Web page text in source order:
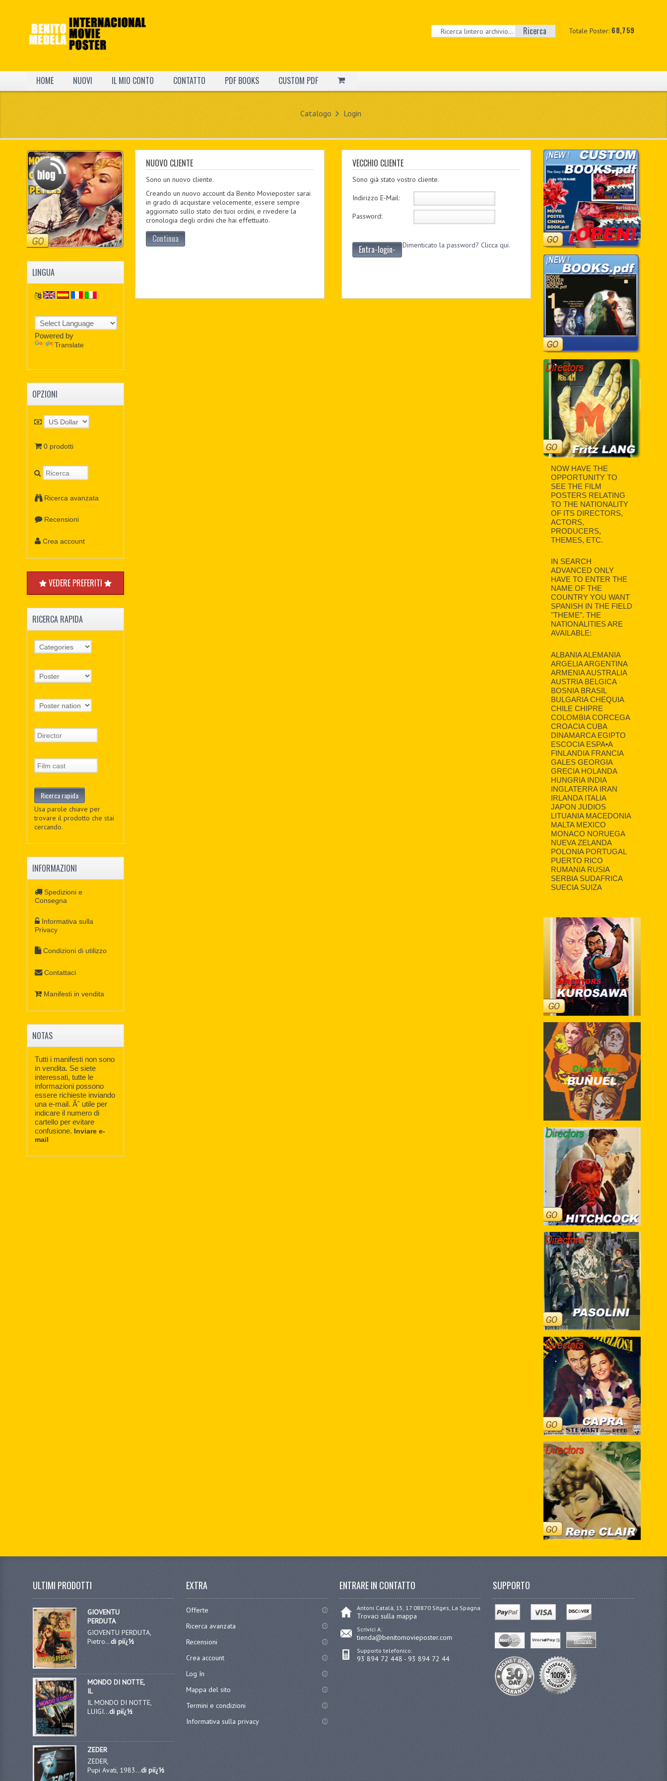
Totale Poster: 68,759
Ricerca
HOME NUOVI IL MIO CONTO CONTATTO PDF BOOKS CUSTOM PDF
Catalogo Login
NUOVO CLIENTE
Sono un nuovo cliente.
Creando un nuovo account da Benito Movieposter sarai
in grado di acquistare velocemente, essere sempre
aggiornato sullo stato dei tuoi ordini, e rivedere la
cronologia degli ordini che hai effettuato.
Continua
VECCHIO CLIENTE
Sono già stato vostro cliente.
Indirizzo E-Mail:
Password:
Entra-login- Dimenticato la password? Clicca qui.
LINGUA
Powered by
Translate
OPZIONI
0 prodotti
Ricerca avanzata
Recensioni
Crea account
VEDERE PREFERITI
RICERCA RAPIDA
Usa parole chiave per
trovare il prodotto che stai
cercando.
INFORMAZIONI
Spedizioni e
Consegna
Informativa sulla
Privacy
Condizioni di utilizzo
Contattaci
Manifesti in vendita
NOTAS
Tutti i manifesti non sono
in vendita. Se siete
interessati, tutte le
informazioni possono
essere richieste inviando
una e-mail. Ãˆ utile per
indicare il numero di
cartello per evitare
confusione. Inviare e-
mail
NOW HAVE THE
OPPORTUNITY TO
SEE THE FILM
POSTERS RELATING
TO THE NATIONALITY
OF ITS DIRECTORS,
ACTORS,
PRODUCERS,
THEMES, ETC.
IN SEARCH
ADVANCED ONLY
HAVE TO ENTER THE
NAME OF THE
COUNTRY YOU WANT
SPANISH IN THE FIELD
"THEME". THE
NATIONALITIES ARE
AVAILABLE:
ALBANIA ALEMANIA
ARGELIA ARGENTINA
ARMENIA AUSTRALIA
AUSTRIA BELGICA
BOSNIA BRASIL
BULGARIA CHEQUIA
CHILE CHIPRE
COLOMBIA CORCEGA
CROACIA CUBA
DINAMARCA EGIPTO
ESCOCIA ESPA•A
FINLANDIA FRANCIA
GALES GEORGIA
GRECIA HOLANDA
HUNGRIA INDIA
INGLATERRA IRAN
IRLANDA ITALIA
JAPON JUDIOS
LITUANIA MACEDONIA
MALTA MEXICO
MONACO NORUEGA
NUEVA ZELANDA
POLONIA PORTUGAL
PUERTO RICO
RUMANIA RUSIA
SERBIA SUDAFRICA
SUECIA SUIZA
ULTIMI PRODOTTI
GIOVENTU
PERDUTA
GIOVENTU PERDUTA,
Pietro...di piï¿½
MONDO DI NOTTE,
IL
IL MONDO DI NOTTE,
LUIGI...di piï¿½
ZEDER
ZEDER,
Pupi Avati, 1983...di piï¿½
EXTRA
Offerte
Ricerca avanzata
Recensioni
Crea account
Log In
Mappa del sito
Termini e condizioni
Informativa sulla privacy
ENTRARE IN CONTATTO
Antoni Catalá, 15, 17 08870 Sitges, La Spagna
Trovaci sulla mappa
Scrivici A:
tienda@benitomovieposter.com
Supporto telefonico:
93 894 72 448 - 93 894 72 44
SUPPORTO